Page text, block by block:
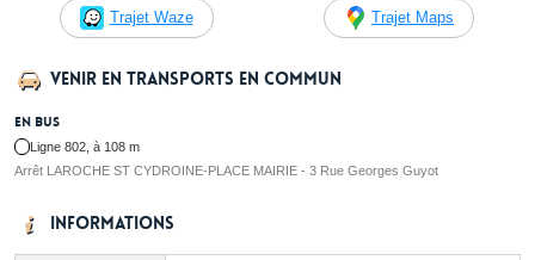
Trajet Waze Trajet Maps
Venir en transports en commun
En bus
Ligne 802, à 108 m
Arrêt LAROCHE ST CYDROINE-PLACE MAIRIE - 3 Rue Georges Guyot
Informations